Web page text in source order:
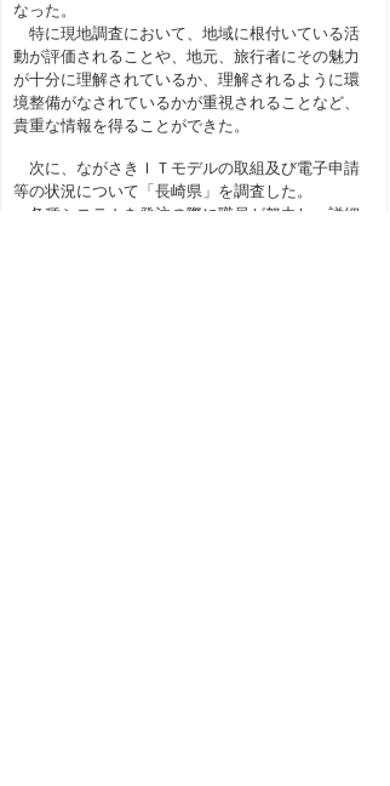
なった。
特に現地調査において、地域に根付いている活
動が評価されることや、地元、旅行者にその魅力
が十分に理解されているか、理解されるように環
境整備がなされているかが重視されることなど、
貴重な情報を得ることができた。
次に、ながさきＩＴモデルの取組及び電子申請
等の状況について「長崎県」を調査した。
各種システムを発注の際に職員が努力し、詳細